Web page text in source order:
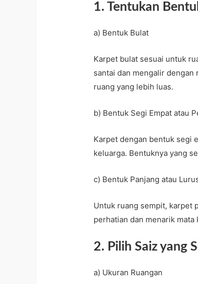
1. Tentukan
a) Bentuk Bulat
Karpet bulat sesuai untuk
santai dan mengalir
ruang yang lebih luas.
b) Bentuk Segi Empat atau
Karpet dengan bentuk segi
keluarga. Bentuknya yang
c) Bentuk Panjang atau
Untuk ruang sempit, karpet
perhatian dan menarik
2. Pilih Saiz yang
a) Ukuran Ruangan